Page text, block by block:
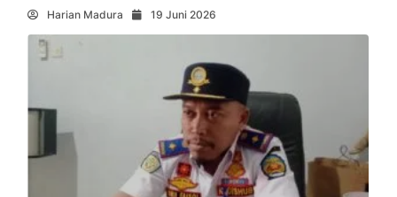
Harian Madura 19 Juni 2026